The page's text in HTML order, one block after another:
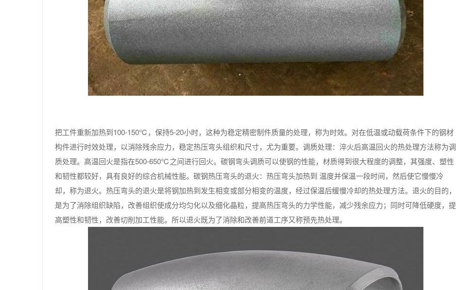
把工件重新加热到100-150℃，保持5-20小时，这种为稳定精密制件质量的处理，称为时效。对在低温或动载荷条件下的钢材
构件进行时效处理，以消除残余应力，稳定热压弯头组织和尺寸，尤为重要。调质处理：淬火后高温回火的热处理方法称为调
质处理。高温回火是指在500-650℃之间进行回火。碳钢弯头调质可以使钢的性能，材质得到很大程度的调整，其强度、塑性
和韧性都较好，具有良好的综合机械性能。碳钢热压弯头的退火：热压弯头加热到 温度并保温一段时间，然后使它慢慢冷
却，称为退火。热压弯头的退火是将钢加热到发生相变或部分相变的温度，经过保温后缓慢冷却的热处理方法。退火的目的，
是为了消除组织缺陷，改善组织使成分均匀化以及细化晶粒，提高热压弯头的力学性能，减少残余应力；同时可降低硬度，提
高塑性和韧性，改善切削加工性能。所以退火既为了消除和改善前道工序又称预先热处理。